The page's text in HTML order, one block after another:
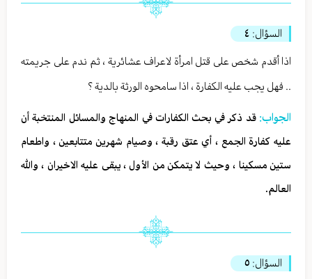
السؤال: ٤
اذا أقدم شخص على قتل امرأة لاعراف عشائرية ، ثم ندم على جريمته
.. فهل يجب عليه الكفارة ، اذا سامحوه الورثة بالدية ؟
الجواب:قد ذكر في بحث الكفارات في المنهاج والمسائل المنتخبة أن
عليه كفارة الجمع ، أي عتق رقبة ، وصيام شهرين متتابعين ، واطعام
ستين مسكينا ، وحيث لا يتمكن من الأول ، يبقى عليه الاخيران ، والله
العالم.
السؤال: ٥